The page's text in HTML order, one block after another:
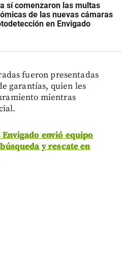
sí comenzaron las multas
de las nuevas cámaras
en Envigado
fueron presentadas
garantías, quien les
mientras
envió equipo
y rescate en